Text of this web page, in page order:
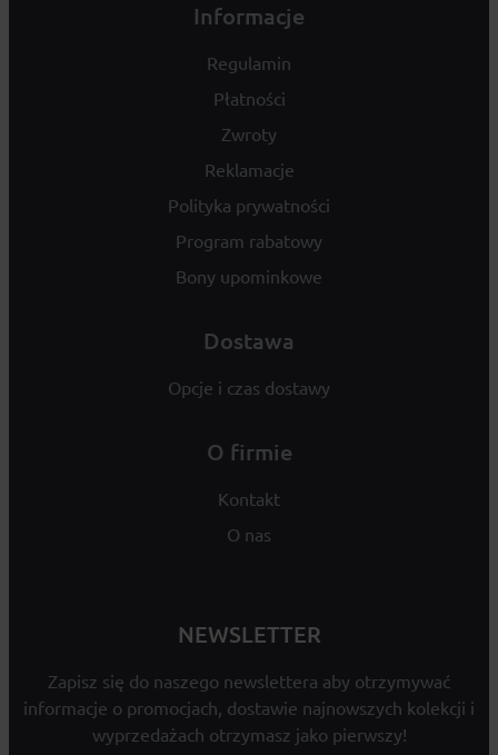
Informacje
Regulamin
Płatności
Zwroty
Reklamacje
Polityka prywatności
Program rabatowy
Bony upominkowe
Dostawa
Opcje i czas dostawy
O firmie
Kontakt
O nas
NEWSLETTER
Zapisz się do naszego newslettera aby otrzymywać
informacje o promocjach, dostawie najnowszych kolekcji i
wyprzedażach otrzymasz jako pierwszy!